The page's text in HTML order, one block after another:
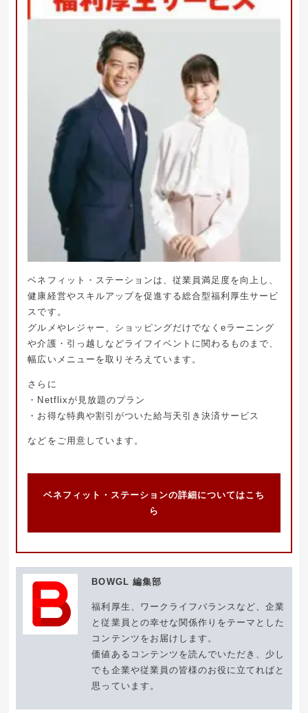
ベネフィット・ステーションは、従業員満足度を向上し、
健康経営やスキルアップを促進する総合型福利厚生サービ
スです。
グルメやレジャー、ショッピングだけでなくeラーニング
や介護・引っ越しなどライフイベントに関わるものまで、
幅広いメニューを取りそろえています。
さらに
・Netflixが見放題のプラン
・お得な特典や割引がついた給与天引き決済サービス
などをご用意しています。
ベネフィット・ステーションの詳細についてはこち
ら
BOWGL 編集部
福利厚生、ワークライフバランスなど、企業
と従業員との幸せな関係作りをテーマとした
コンテンツをお届けします。
価値あるコンテンツを読んでいただき、少し
でも企業や従業員の皆様のお役に立てればと
思っています。